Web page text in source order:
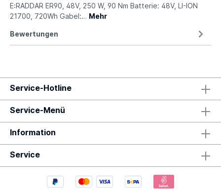
E:RADDAR ER90, 48V, 250 W, 90 Nm Batterie: 48V, LI-ION
21700, 720Wh Gabel:… Mehr
Bewertungen
Service-Hotline
Service-Menü
Information
Service